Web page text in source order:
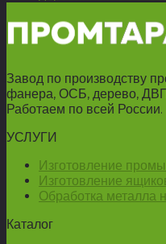
Завод по производству
фанера, ОСБ, дерево,
Работаем по всей России.
УСЛУГИ
Изготовление
Изготовление
Обработка металла
Каталог